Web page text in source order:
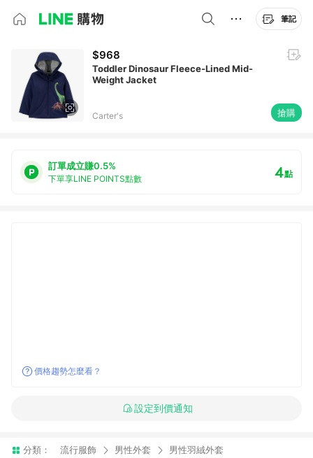
筆記
$968
Toddler Dinosaur Fleece-Lined Mid-
Weight Jacket
Carter's 搶購
訂單成立賺0.5%
下單享LINE POINTS點數 4點
價格趨勢怎麼看？
設定到價通知
分類： 流行服飾 男性外套 男性羽絨外套